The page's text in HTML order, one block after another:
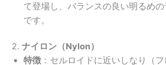
て登場し、バランスの良い明るめ
です。
2. ナイロン（Nylon）
特徴 ：セルロイドに近いしなり（フ